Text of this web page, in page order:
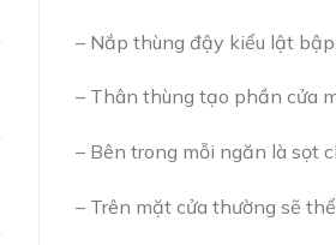
– Nắp thùng đậy kiểu lật
– Thân thùng tạo phần cửa
– Bên trong mỗi ngăn là sọt
– Trên mặt cửa thường sẽ